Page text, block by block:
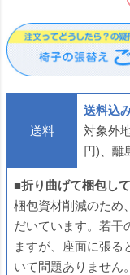
求めください※
の張替え 椅子 は
かえ 作業 サービ
送料
送料込
対象外
円)、離
■折り曲げて梱包し
梱包資材削減のため
だいています。若干
ますが、座面に張る
いて問題ありません。